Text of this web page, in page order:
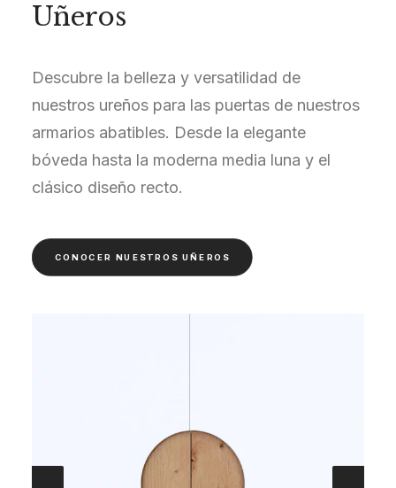
Uñeros
Descubre la belleza y versatilidad de
nuestros ureños para las puertas de nuestros
armarios abatibles. Desde la elegante
bóveda hasta la moderna media luna y el
clásico diseño recto.
CONOCER NUESTROS UÑEROS